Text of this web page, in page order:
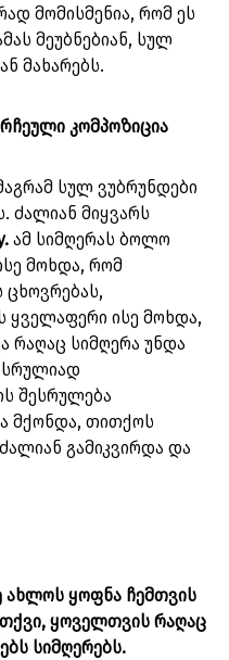
მომისმენია, რომ ეს
მეუბნებიან, სულ
მახარებს.
კომპოზიცია
სულ ვუბრუნდები
ძალიან მიყვარს
ამ სიმღერას ბოლო
მოხდა, რომ
ცხოვრებას,
ყველაფერი ისე მოხდა,
რაღაც სიმღერა უნდა
სრულიად
შესრულება
მქონდა, თითქოს
გამიკვირდა და
ახლოს ყოფნა ჩემთვის
ყოველთვის რაღაც
სიმღერებს.